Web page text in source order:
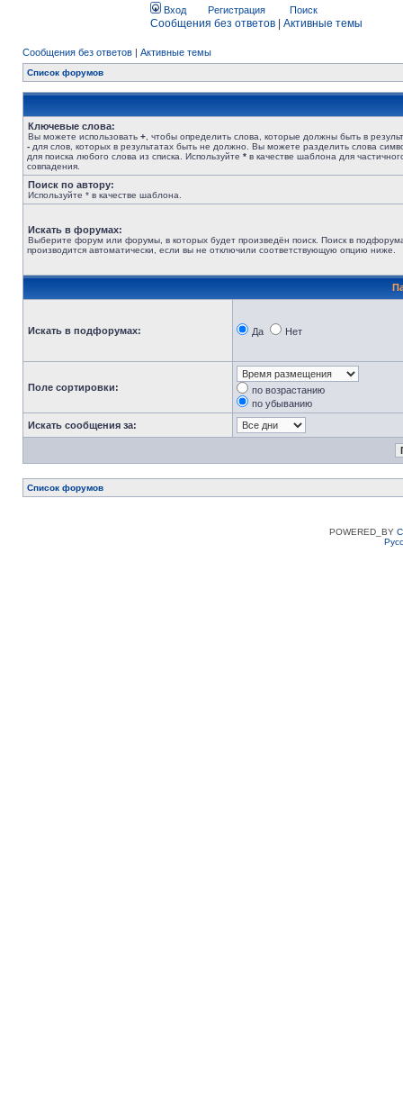
Вход Регистрация Поиск
Сообщения без ответов Активные темы
Сообщения без ответов | Активные темы
Список форумов
Ключевые слова:
Вы можете использовать + , чтобы определить слова, которые должны быть в
- для слов, которых в результатах быть не должно. Вы можете разделить слова
для поиска любого слова из списка. Используйте * в качестве шаблона для
совпадения.
Поиск по автору:
Используйте * в качестве шаблона.
Искать в форумах:
Выберите форум или форумы, в которых будет произведён поиск. Поиск в
производится автоматически, если вы не отключили соответствующую опцию ниже.
Искать в подфорумах: Да Нет
Поле сортировки:
по возрастанию
по убыванию
Искать сообщения за:
Список форумов
POWERED_BY